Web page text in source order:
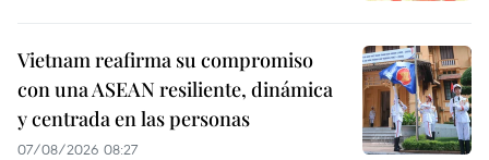
Vietnam reafirma su compromiso
con una ASEAN resiliente, dinámica
y centrada en las personas
07/08/2026 08:27